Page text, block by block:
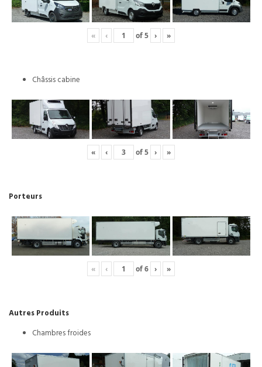
« ‹ of5 › »
Châssis cabine
« ‹ of5 › »
Porteurs
« ‹ of6 › »
Autres Produits
Chambres froides